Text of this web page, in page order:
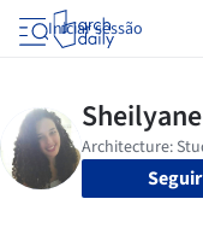
Iniciar sessão
Seguir